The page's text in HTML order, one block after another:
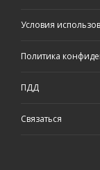
Условия
Политика
ПДД
Связаться